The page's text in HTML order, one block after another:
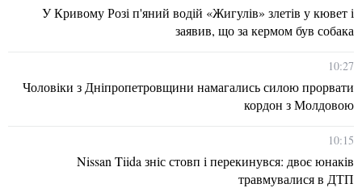
У Кривому Розі п'яний водій «Жигулів» злетів у кювет і
заявив, що за кермом був собака
10:27
Чоловіки з Дніпропетровщини намагались силою прорвати
кордон з Молдовою
10:15
Nissan Tiida зніс стовп і перекинувся: двоє юнаків
травмувалися в ДТП